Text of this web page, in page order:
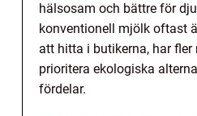
hälsosam och bättre för
konventionell mjölk oftast
att hitta i butikerna, har
prioritera ekologiska
fördelar.